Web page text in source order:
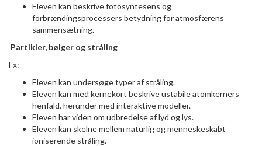
Eleven kan beskrive fotosyntesens og
forbrændingsprocessers betydning for atmosfærens
sammensætning.
Partikler, bølger og stråling
Fx:
Eleven kan undersøge typer af stråling.
Eleven kan med kernekort beskrive ustabile atomkerners
henfald, herunder med interaktive modeller.
Eleven har viden om udbredelse af lyd og lys.
Eleven kan skelne mellem naturlig og menneskeskabt
ioniserende stråling.